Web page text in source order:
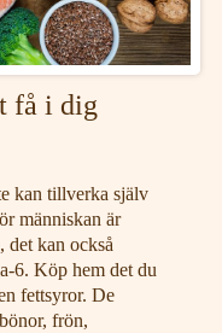
få i dig
kan tillverka själv
människan är
det kan också
6. Köp hem det du
fettsyror. De
frön,